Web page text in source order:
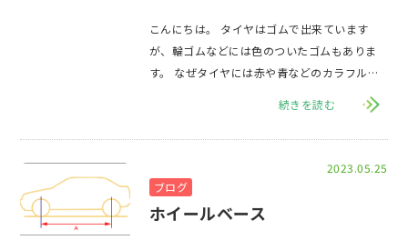
こんにちは。 タイヤはゴムで出来ています
が、輪ゴムなどには色のついたゴムもありま
す。 なぜタイヤには赤や青などのカラフルな
続きを読む
2023.05.25
ブログ
ホイールベース